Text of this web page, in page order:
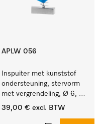
APLW 056
Inspuiter met kunststof
ondersteuning, stervorm
met vergrendeling, Ø 6,
lengte 225 mm.
39,00 € excl. BTW